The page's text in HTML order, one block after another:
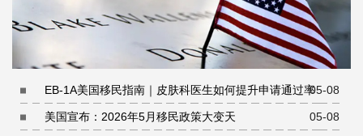
05-08
EB-1A美国移民指南｜皮肤科医生如何提升申请通过率
05-08
美国宣布：2026年5月移民政策大变天